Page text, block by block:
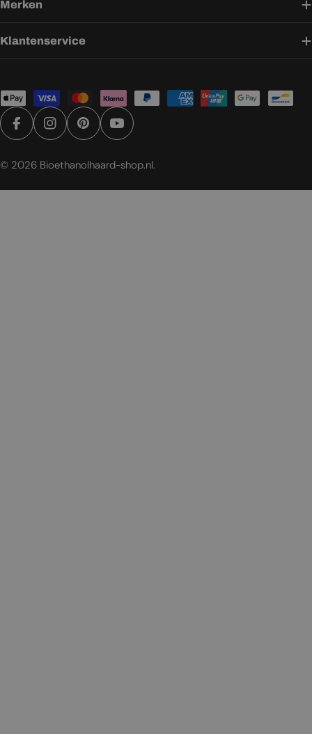
Merken
Klantenservice
Betaalmethoden
FacebookInstagramPinterestYouTube
© 2026 Bioethanolhaard-shop.nl.